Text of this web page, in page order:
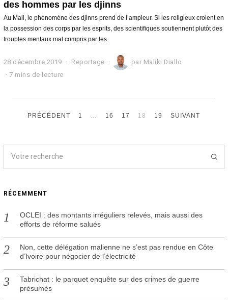
des hommes par les djinns
Au Mali, le phénomène des djinns prend de l’ampleur. Si les religieux croient en
la possession des corps par les esprits, des scientifiques soutiennent plutôt des
troubles mentaux mal compris par les
28 décembre 2019
j
n
i
2
0
0
Reportage par Maliki Diallo
7 mins de lecture
PRÉCÉDENT 1 … 16 17 18 19 SUIVANT
RÉCEMMENT
OCLEI : des montants irréguliers relevés, mais aussi des
efforts de réforme salués
Non, cette délégation malienne ne s’est pas rendue en Côte
d’Ivoire pour négocier de l’électricité
Tabrichat : le parquet enquête sur des crimes de guerre
présumés